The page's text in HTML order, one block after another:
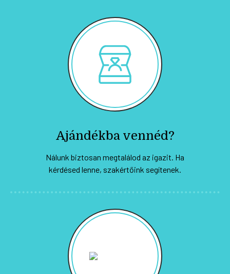
Ajándékba vennéd?
Nálunk biztosan megtalálod az igazit. Ha
kérdésed lenne, szakértőink segítenek.